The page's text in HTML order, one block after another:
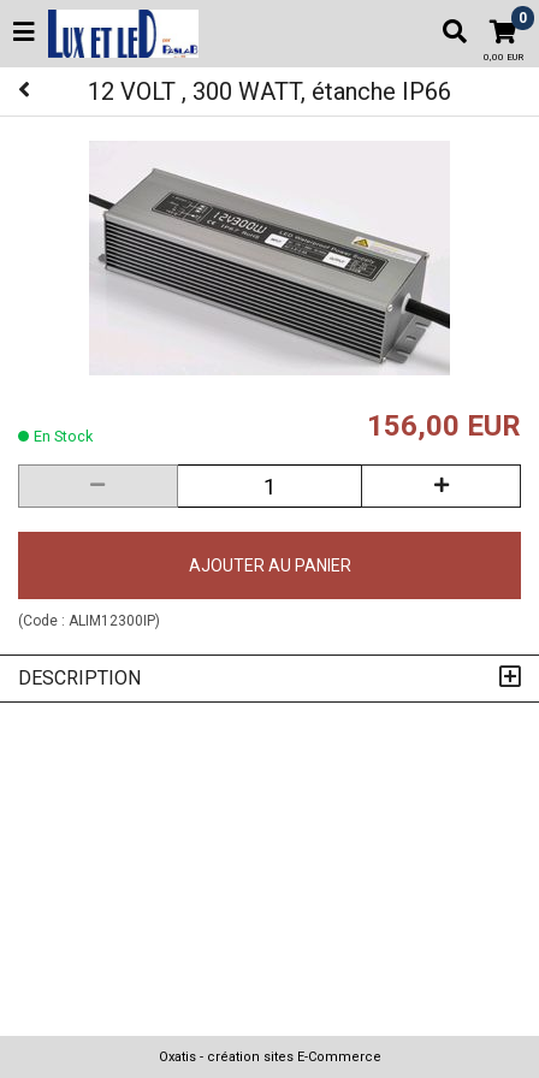
0
0,00 EUR
12 VOLT , 300 WATT, étanche IP66
En Stock 156,00 EUR
AJOUTER AU PANIER
(Code : ALIM12300IP)
DESCRIPTION
Oxatis - création sites E-Commerce